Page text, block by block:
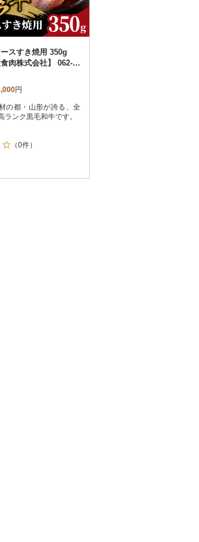
スすき焼用 350g
食肉株式会社】 062-0
円
の都・山形が誇る、全
ランク黒毛和牛です。
（0件）